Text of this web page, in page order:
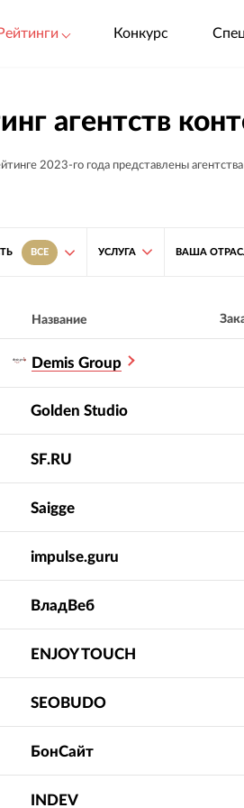
Конкурс
агентств
2023-го года представлены
ВСЕ УСЛУГА ВАША
Название
Demis Group
Golden Studio
SF.RU
Saigge
impulse.guru
ВладВеб
ENJOY TOUCH
SEOBUDO
БонСайт
INDEV